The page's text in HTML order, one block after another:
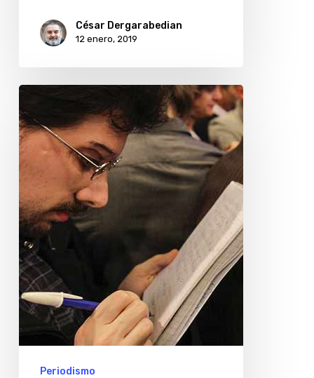
César Dergarabedian
12 enero, 2019
Decálogo
del
periodista,
por
Néstor
Centra
Periodismo